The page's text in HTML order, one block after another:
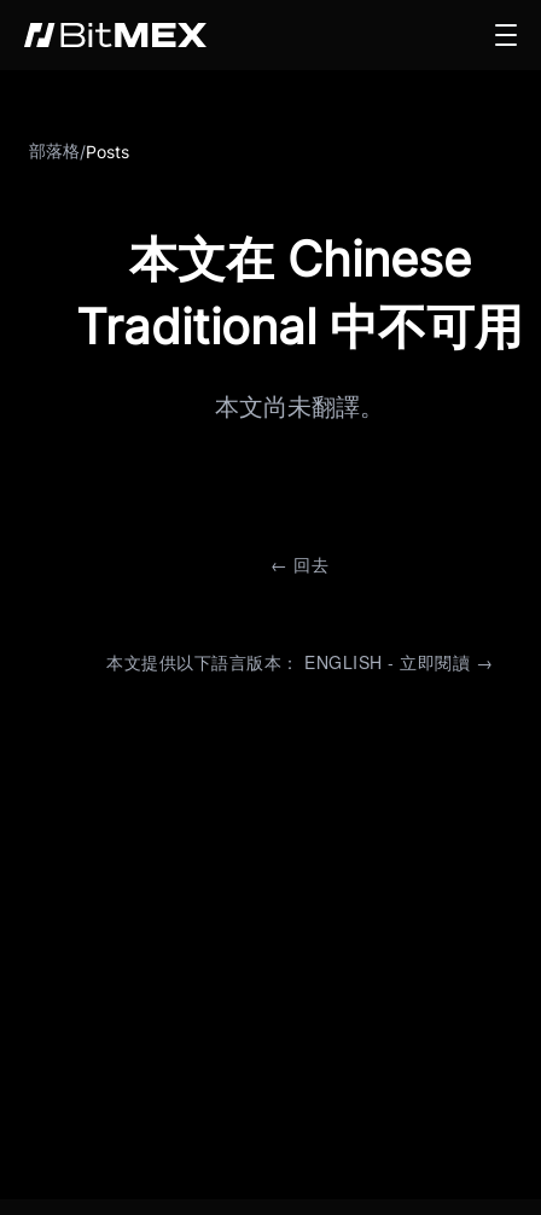
部落格/Posts
本文在 Chinese
Traditional 中不可用
本文尚未翻譯。
← 回去
本文提供以下語言版本： ENGLISH - 立即閱讀 →